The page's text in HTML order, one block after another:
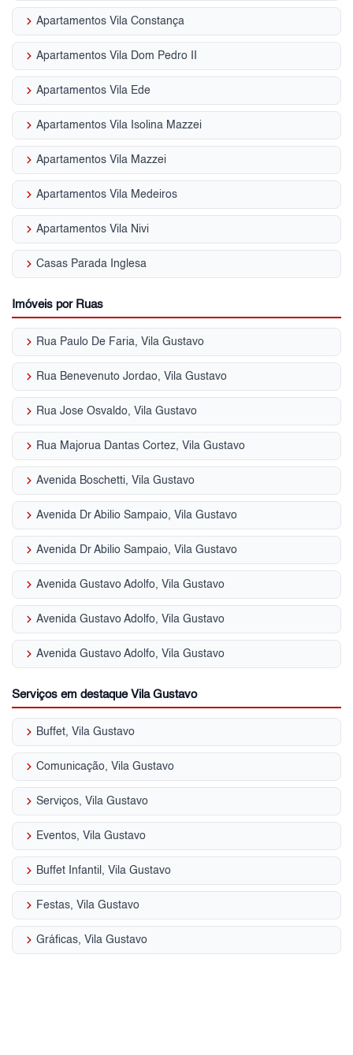
keyboard_arrow_right Apartamentos Vila Constança
keyboard_arrow_right Apartamentos Vila Dom Pedro II
keyboard_arrow_right Apartamentos Vila Ede
keyboard_arrow_right Apartamentos Vila Isolina Mazzei
keyboard_arrow_right Apartamentos Vila Mazzei
keyboard_arrow_right Apartamentos Vila Medeiros
keyboard_arrow_right Apartamentos Vila Nivi
keyboard_arrow_right Casas Parada Inglesa
Imóveis por Ruas
keyboard_arrow_right Rua Paulo De Faria, Vila Gustavo
keyboard_arrow_right Rua Benevenuto Jordao, Vila Gustavo
keyboard_arrow_right Rua Jose Osvaldo, Vila Gustavo
keyboard_arrow_right Rua Majorua Dantas Cortez, Vila Gustavo
keyboard_arrow_right Avenida Boschetti, Vila Gustavo
keyboard_arrow_right Avenida Dr Abilio Sampaio, Vila Gustavo
keyboard_arrow_right Avenida Dr Abilio Sampaio, Vila Gustavo
keyboard_arrow_right Avenida Gustavo Adolfo, Vila Gustavo
keyboard_arrow_right Avenida Gustavo Adolfo, Vila Gustavo
keyboard_arrow_right Avenida Gustavo Adolfo, Vila Gustavo
Serviços em destaque Vila Gustavo
keyboard_arrow_right Buffet, Vila Gustavo
keyboard_arrow_right Comunicação, Vila Gustavo
keyboard_arrow_right Serviços, Vila Gustavo
keyboard_arrow_right Eventos, Vila Gustavo
keyboard_arrow_right Buffet Infantil, Vila Gustavo
keyboard_arrow_right Festas, Vila Gustavo
keyboard_arrow_right Gráficas, Vila Gustavo